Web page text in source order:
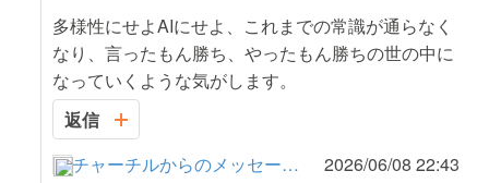
多様性にせよAIにせよ、これまでの常識が通らなく
なり、言ったもん勝ち、やったもん勝ちの世の中に
なっていくような気がします。
返信
チャーチルからのメッセージ 変化の時代を生きる
2026/06/08 22:43